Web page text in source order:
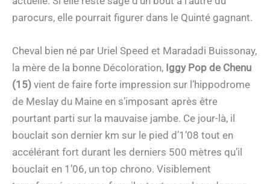
parocurs, elle pourrait figurer dans le Quinté gagnant.
Cheval bien né par Uriel Speed et Maradadi Buissonay,
la mère de la bonne Décoloration, Iggy Pop de Chenu
(15) vient de faire forte impression sur l’hippodrome
de Meslay du Maine en s’imposant après être
pourtant parti sur la mauvaise jambe. Ce jour-là, il
bouclait son dernier km sur le pied d’1’08 tout en
accélérant fort durant les derniers 500 mètres qu’il
bouclait en 1’06, un top chrono. Visiblement